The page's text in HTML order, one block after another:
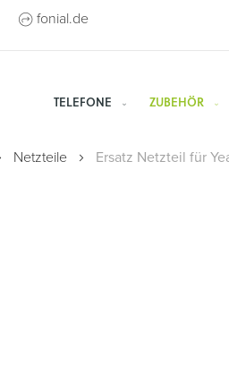
fonial.de
TELEFONE ZUBEHÖR
Netzteile Ersatz Netzteil für